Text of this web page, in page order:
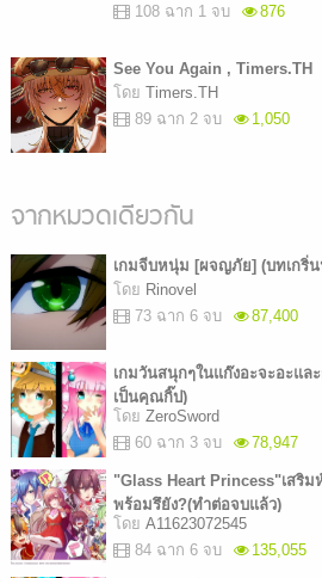
108 ฉาก 1 จบ
876
See You Again , Timers.TH
โดย Timers.TH
89 ฉาก 2 จบ
1,050
จากหมวดเดียวกัน
เกมจีบหนุ่ม [ผจญภัย] (บทเกริ่น
โดย Rinovel
73 ฉาก 6 จบ
87,400
เกมวันสนุกๆในแก๊งอะจะอะแล
เป็นคุณกิ๊ป)
โดย ZeroSword
60 ฉาก 3 จบ
78,947
"Glass Heart Princess"เสริ
พร้อมรึยัง?(ทำต่อจบแล้ว)
โดย A11623072545
84 ฉาก 6 จบ
135,055